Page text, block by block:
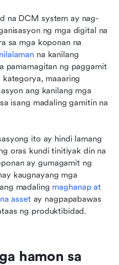
na DCM system ay nag-
ng mga digital na
na kanilang
pamamagitan ng paggamit
maaaring
ang kanilang mga
isang madaling gamitin na
ito ay hindi lamang
oras kundi tinitiyak din na
ay gumagamit ng
kaugnayang mga
madaling maghanap at
asset ay nagpapabawas
ng produktibidad.
hamon sa